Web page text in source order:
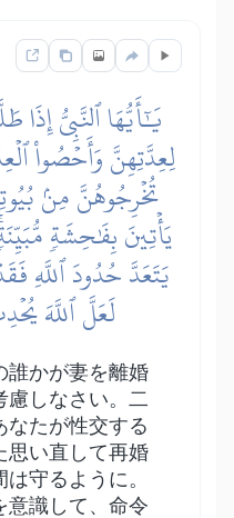
يَٰٓأَيُّهَا ٱلنَّبِيُّ إِذَا
لِعِدَّتِهِنَّ وَأَحۡصُواْ
تُخۡرِجُوهُنَّ مِنۢ
يَأۡتِينَ بِفَٰحِشَةٖ
يَتَعَدَّ حُدُودَ ٱللَّهِ
لَعَلَّ ٱللَّهَ
誰かが妻を離婚
慮しなさい。二
なたが性交する
思い直して再婚
守るように。
意識して、命令